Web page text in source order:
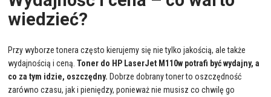
wiedzieć?
Przy wyborze tonera często kierujemy się nie tylko jakością, ale także
wydajnością i ceną.Toner do HP LaserJet M110w potrafi być wydajny, a
co za tym idzie, oszczędny. Dobrze dobrany toner to oszczędność
zarówno czasu, jak i pieniędzy, ponieważ nie musisz co chwilę go